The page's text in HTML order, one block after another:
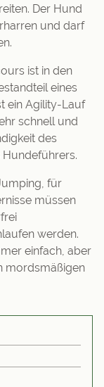
Der Hund
und darf
ist in den
eines
ein Agility-Lauf
schnell und
des
für
müssen
werden.
einfach, aber
mordsmäßigen